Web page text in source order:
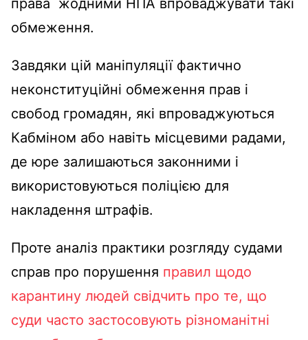
обмеження.
Завдяки цій маніпуляції фактично
неконституційні обмеження прав і
свобод громадян, які впроваджуються
Кабміном або навіть місцевими радами,
де юре залишаються законними і
використовуються поліцією для
накладення штрафів.
Проте аналіз практики розгляду судами
справ про порушення правил щодо
карантину людей свідчить про те, що
суди часто застосовують різноманітні